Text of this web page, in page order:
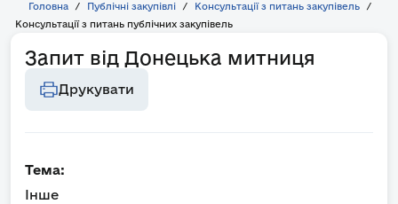
Головна / Публічні закупівлі / Консультації з питань закупівель
/
Консультації з питань публічних закупівель
Запит від Донецька митниця
Друкувати
Тема:
Інше